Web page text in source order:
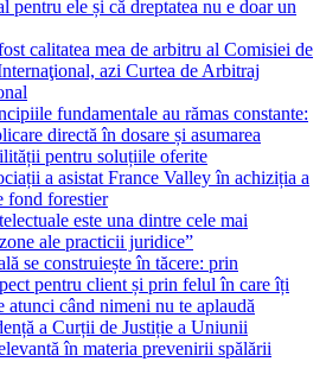
pentru ele și că dreptatea nu e doar un
calitatea mea de arbitru al Comisiei de
azi Curtea de Arbitraj
fundamentale au rămas constante:
directă în dosare și asumarea
pentru soluțiile oferite
a asistat France Valley în achiziția a
fond forestier
este una dintre cele mai
ale practicii juridice”
se construiește în tăcere: prin
pentru client și prin felul în care îți
când nimeni nu te aplaudă
a Curții de Justiție a Uniunii
în materia prevenirii spălării